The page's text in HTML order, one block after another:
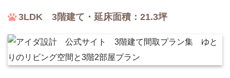
3LDK 3階建て・延床面積：21.3坪